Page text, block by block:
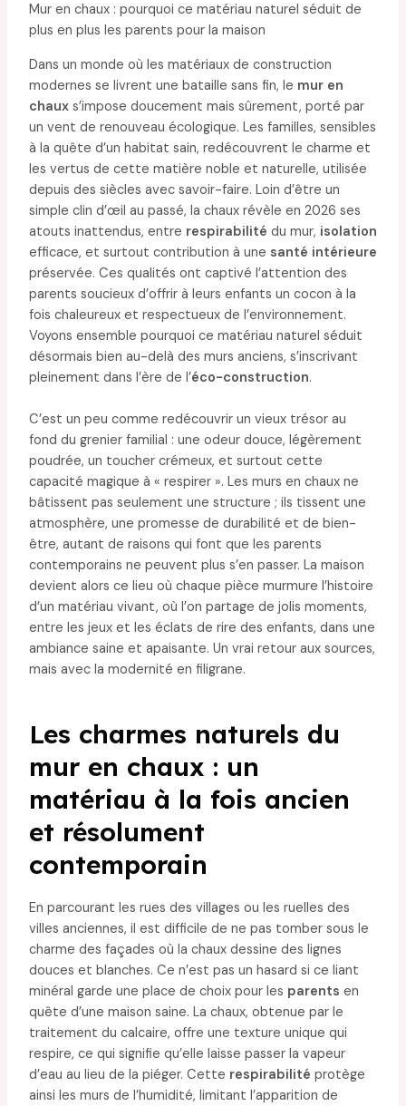
Mur en chaux : pourquoi ce matériau naturel séduit de
plus en plus les parents pour la maison
Dans un monde où les matériaux de construction
modernes se livrent une bataille sans fin, le mur en
chauxs’impose doucement mais sûrement, porté par
un vent de renouveau écologique. Les familles, sensibles
à la quête d’un habitat sain, redécouvrent le charme et
les vertus de cette matière noble et naturelle, utilisée
depuis des siècles avec savoir-faire. Loin d’être un
simple clin d’œil au passé, la chaux révèle en 2026 ses
atouts inattendus, entre respirabilité du mur, isolation
efficace, et surtout contribution à une santé intérieure
préservée. Ces qualités ont captivé l’attention des
parents soucieux d’offrir à leurs enfants un cocon à la
fois chaleureux et respectueux de l’environnement.
Voyons ensemble pourquoi ce matériau naturel séduit
désormais bien au-delà des murs anciens, s’inscrivant
pleinement dans l’ère de l’éco-construction.
C’est un peu comme redécouvrir un vieux trésor au
fond du grenier familial : une odeur douce, légèrement
poudrée, un toucher crémeux, et surtout cette
capacité magique à « respirer ». Les murs en chaux ne
bâtissent pas seulement une structure ; ils tissent une
atmosphère, une promesse de durabilité et de bien-
être, autant de raisons qui font que les parents
contemporains ne peuvent plus s’en passer. La maison
devient alors ce lieu où chaque pièce murmure l’histoire
d’un matériau vivant, où l’on partage de jolis moments,
entre les jeux et les éclats de rire des enfants, dans une
ambiance saine et apaisante. Un vrai retour aux sources,
mais avec la modernité en filigrane.
Les charmes naturels du
mur en chaux : un
matériau à la fois ancien
et résolument
contemporain
En parcourant les rues des villages ou les ruelles des
villes anciennes, il est difficile de ne pas tomber sous le
charme des façades où la chaux dessine des lignes
douces et blanches. Ce n’est pas un hasard si ce liant
minéral garde une place de choix pour les parents en
quête d’une maison saine. La chaux, obtenue par le
traitement du calcaire, offre une texture unique qui
respire, ce qui signifie qu’elle laisse passer la vapeur
d’eau au lieu de la piéger. Cette respirabilité protège
ainsi les murs de l’humidité, limitant l’apparition de